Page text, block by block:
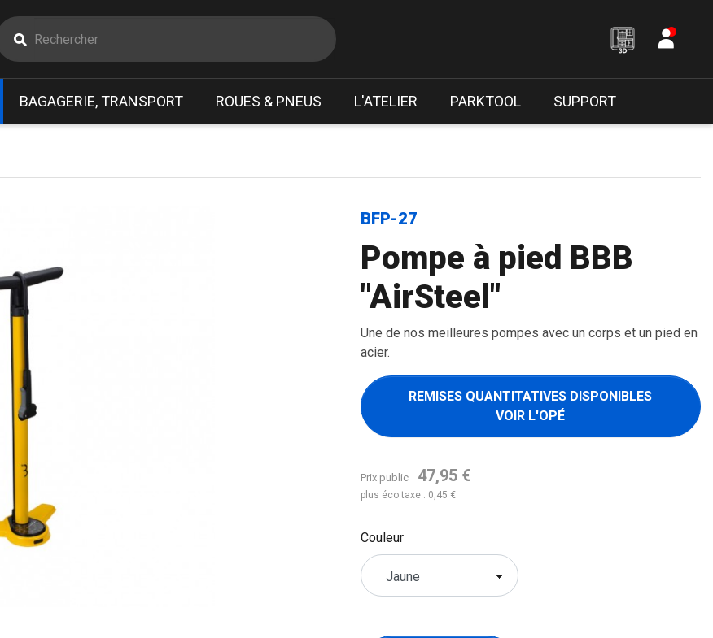
BAGAGERIE, TRANSPORT ROUES & PNEUS L'ATELIER PARKTOOL SUPPORT
BFP-27
Pompe à pied BBB
"AirSteel"
Une de nos meilleures pompes avec un corps et un pied en
acier.
REMISES QUANTITATIVES DISPONIBLES
VOIR L'OPÉ
Prix public 47,95 €
plus éco taxe : 0,45 €
Couleur